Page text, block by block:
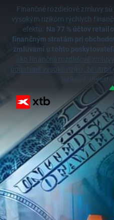
Finančné rozdielové zmluvy
vysokým rizikom rýchlych
efektu. Na 77 % účtov
finančným stratám pri
zmluvami u tohto
ako finančné rozdielové
podstúpiť vysoké riziko, že
rizikové.